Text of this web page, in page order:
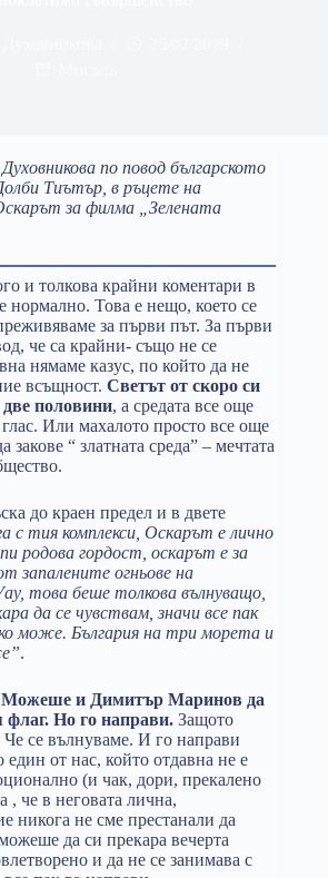
по повод българското
Тиътър, в ръцете на
за филма „Зелената
и толкова крайни коментари в
нормално. Това е нещо, което се
за първи път. За първи
че са крайни- също не се
нямаме казус, по който да не
всъщност. Светът от скоро си
две половини, а средата все още
Или махалото просто все още
закове “ златната среда” – мечтата
до краен предел и в двете
с тия комплекси, Оскарът е лично
родова гордост, оскарът е за
запалените огньове на
това беше толкова вълнуващо,
да се чувствам, значи все пак
може. България на три морета и
.
Можеше и Димитър Маринов да
флаг. Но го направи. Защото
Че се вълнуваме. И го направи
един от нас, който отдавна не е
(и чак, дори, прекалено
, че в неговата лична,
никога не сме престанали да
да си прекара вечерта
и да не се занимава с